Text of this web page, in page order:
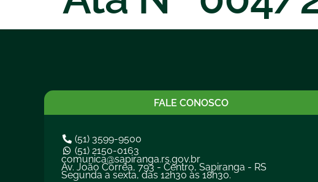
FALE CONOSCO
(51) 3599-9500
(51) 2150-0163
comunica@sapiranga.rs.gov.br
Av. João Corrêa, 793 - Centro, Sapiranga - RS
Segunda a sexta, das 12h30 às 18h30.